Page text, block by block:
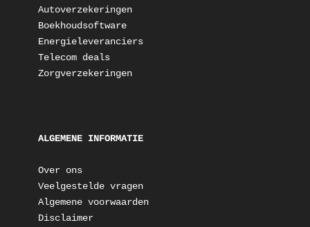
Autoverzekeringen
Boekhoudsoftware
Energieleveranciers
Telecom deals
Zorgverzekeringen
ALGEMENE INFORMATIE
Over ons
Veelgestelde vragen
Algemene voorwaarden
Disclaimer